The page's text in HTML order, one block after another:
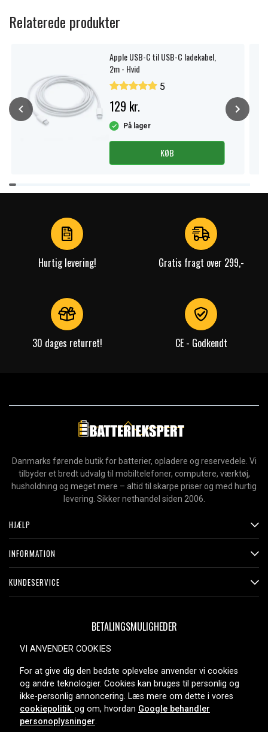
Relaterede produkter
Apple USB-C til USB-C ladekabel,
2m - Hvid
5
129 kr.
På lager
KØB
Item
1
Hurtig levering! Gratis fragt over 299,-
30 dages returret! CE - Godkendt
Danmarks førende butik for batterier, opladere og reservedele. Vi
tilbyder et bredt udvalg til mobiltelefoner, computere, værktøj,
husholdning og meget mere – altid til skarpe priser og med hurtig
levering. Sikker nethandel siden 2006.
HJÆLP
INFORMATION
KUNDESERVICE
BETALINGSMULIGHEDER
LEVERINGSMULIGHEDER
VI ANVENDER COOKIES
For at give dig den bedste oplevelse anvender vi cookies
og andre teknologier. Cookies kan bruges til personlig og
ikke-personlig annoncering. Læs mere om dette i vores
cookiepolitik og om, hvordan Google behandler
personoplysninger.